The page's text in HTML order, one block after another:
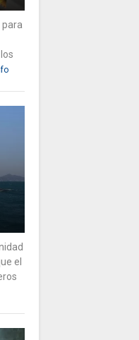
para
el